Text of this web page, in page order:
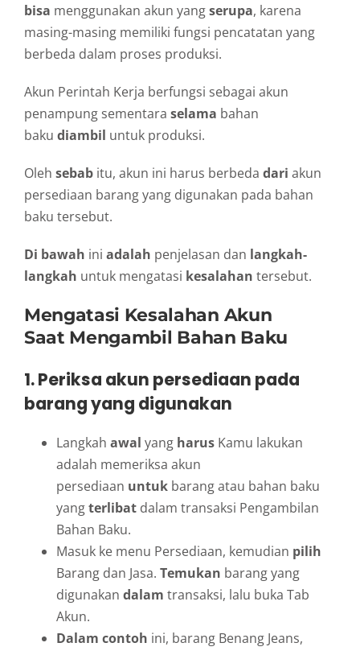
bisa menggunakan akun yangserupa, karena
masing-masing memiliki fungsi pencatatan yang
berbeda dalam proses produksi.
Akun Perintah Kerja berfungsi sebagai akun
penampung sementara selama bahan
baku diambil untuk produksi.
Oleh sebab itu, akun ini harus berbeda dari akun
persediaan barang yang digunakan pada bahan
baku tersebut.
Di bawah ini adalah penjelasan dan langkah-
langkah untuk mengatasi kesalahan tersebut.
Mengatasi Kesalahan Akun
Saat Mengambil Bahan Baku
1.Periksa akun persediaan pada
barang yang digunakan
Langkah awal yang harus Kamu lakukan
adalah memeriksa akun
persediaan untuk barang atau bahan baku
yangterlibat dalam transaksi Pengambilan
Bahan Baku.
Masuk ke menu Persediaan, kemudian pilih
Barang dan Jasa. Temukan barang yang
digunakan dalam transaksi, lalu buka Tab
Akun.
Dalam contoh ini, barang Benang Jeans,